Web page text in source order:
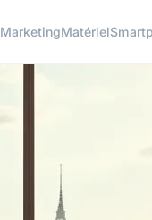
MarketingMatériel